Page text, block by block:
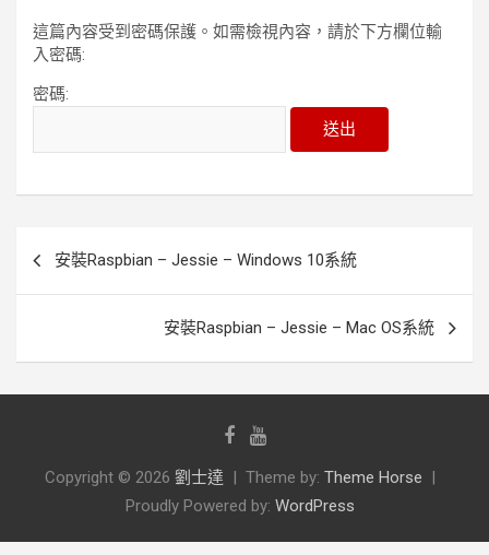
這篇內容受到密碼保護。如需檢視內容，請於下方欄位輸
入密碼:
密碼:
安裝Raspbian – Jessie – Windows 10系統
安裝Raspbian – Jessie – Mac OS系統
Copyright © 2026 劉士達 Theme by: Theme Horse
Proudly Powered by: WordPress